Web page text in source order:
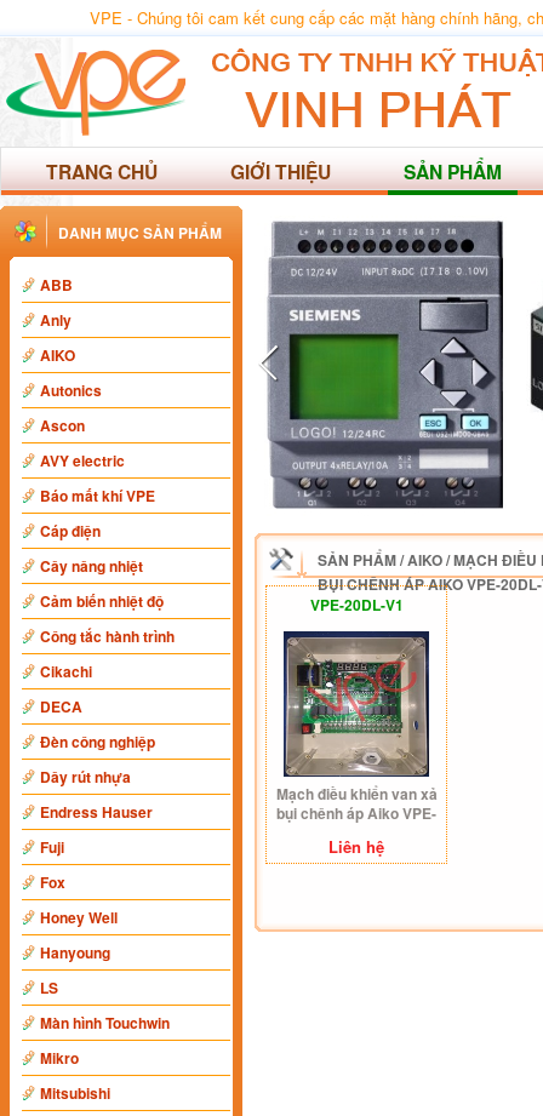
VPE - Chúng tôi cam kết cung cấp các mặt hàng chính hãng,
TRANG CHỦ GIỚI THIỆU SẢN PHẨM
DANH MỤC SẢN PHẨM
ABB
Anly
AIKO
Autonics
Ascon
AVY electric
Báo mất khí VPE
Cáp điện
Cây nâng nhiệt
Cảm biến nhiệt độ
Công tắc hành trình
Cikachi
DECA
Đèn công nghiệp
Dây rút nhựa
Endress Hauser
Fuji
Fox
Honey Well
Hanyoung
LS
Màn hình Touchwin
Mikro
Mitsubishi
SẢN PHẨM/AIKO/MẠCH ĐIỀU
BỤI CHÊNH ÁP AIKO VPE-
VPE-20DL-V1
Mạch điều khiển van xả
bụi chênh áp Aiko VPE-
Liên hệ